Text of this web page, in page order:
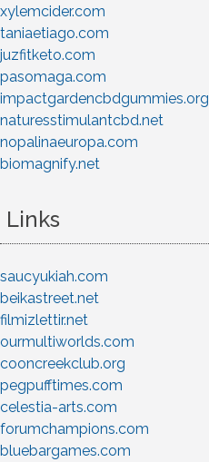
xylemcider.com
taniaetiago.com
juzfitketo.com
pasomaga.com
impactgardencbdgummies.org
naturesstimulantcbd.net
nopalinaeuropa.com
biomagnify.net
Links
saucyukiah.com
beikastreet.net
filmizlettir.net
ourmultiworlds.com
cooncreekclub.org
pegpufftimes.com
celestia-arts.com
forumchampions.com
bluebargames.com